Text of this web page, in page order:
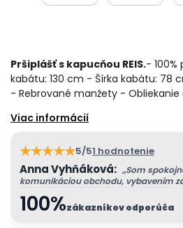
Pršiplášť s kapucňou REIS.- 100%
kabátu: 130 cm - Šírka kabátu: 78
- Rebrované manžety - Obliekanie
★★★★★5/51 hodnotenie
100%zákazníkov odporúča
Anna Vyhňáková: „Som
komunikáciou obchodu, vybavením